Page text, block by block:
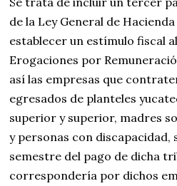
de la Ley General de
establecer un estímulo fiscal
Erogaciones por
así las empresas que
egresados de planteles
superior y superior, madres
y personas con discapacidad,
semestre del pago de dicha
correspondería por dichos